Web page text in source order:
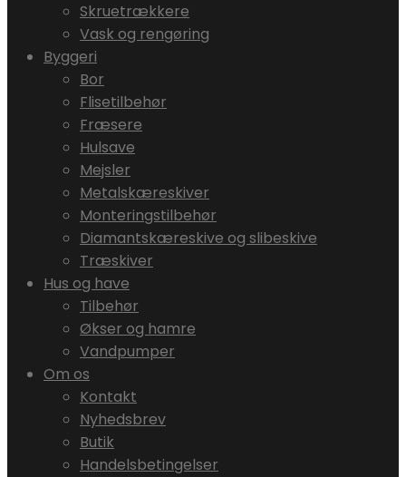
Skruetrækkere
Vask og rengøring
Byggeri
Bor
Flisetilbehør
Fræsere
Hulsave
Mejsler
Metalskæreskiver
Monteringstilbehør
Diamantskæreskive og slibeskive
Træskiver
Hus og have
Tilbehør
Økser og hamre
Vandpumper
Om os
Kontakt
Nyhedsbrev
Butik
Handelsbetingelser